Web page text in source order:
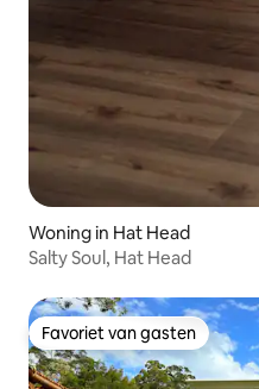
Woning in Hat Head
Salty Soul, Hat Head
Favoriet van gasten
Favoriet van gasten